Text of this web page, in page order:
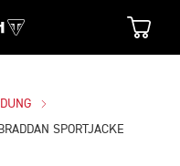
BRADDAN SPORTJACKE